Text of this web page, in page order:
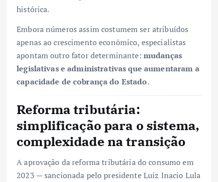
histórica.
Embora números assim costumem ser atribuídos
apenas ao crescimento econômico, especialistas
apontam outro fator determinante: mudanças
legislativas e administrativas que aumentaram a
capacidade de cobrança do Estado.
Reforma tributária:
simplificação para o sistema,
complexidade na transição
A aprovação da reforma tributária do consumo em
2023 — sancionada pelo presidente Luiz Inacio Lula